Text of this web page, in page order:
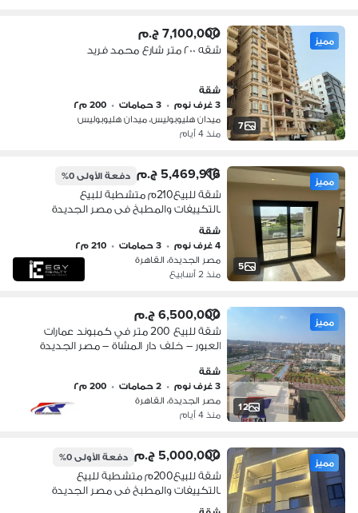
7
مميز 7,100,000 ج.م
شقه ٢٠٠ متر شارع محمد فريد
شقة
3 غرف نوم
• 3 حمامات • 200 م٢
ميدان هليوبوليس، ميدان هليوبوليس
منذ 4 أيام
5
مميز 5,469,916 ج.م دفعة الأولى0%
شقة للبيع210م متشطبة للبيع
بالتكييفات والمطبخ فى مصر الجديدة
Sale
شقة
4 غرف نوم
• 3 حمامات • 210 م٢
مصر الجديدة، القاهرة
منذ 2 أسابيع
12
مميز 6,500,000 ج.م
شقة للبيع 200 متر في كمبوند عمارات
العبور – خلف دار المشاة – مصر الجديدة
بالكامل داخل كمبوند عمارات العبور
شقة
3 غرف نوم
• 2 حمامات • 200 م٢
مصر الجديدة، القاهرة
منذ 4 أيام
مميز 5,000,000 ج.م دفعة الأولى0%
شقة للبيع200م متشطبة للبيع
بالتكييفات والمطبخ فى مصر الجديدة